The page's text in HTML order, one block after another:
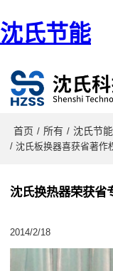
沈氏节能
首页 / 所有 / 沈氏节能
/ 沈氏板换器喜获省著作
沈氏换热器荣获省
2014/2/18